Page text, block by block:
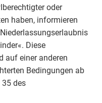
oder
haben, informieren
Diese
auf einer anderen
Bedingungen ab
des